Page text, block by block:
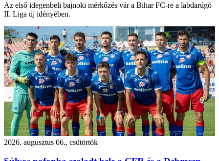
Az első idegenbeli bajnoki mérkőzés vár a Bihar FC-re a labdarúgó
II. Liga új idényében.
2026. augusztus 06., csütörtök